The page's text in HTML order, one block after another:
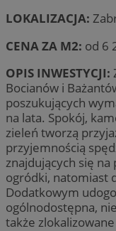
LOKALIZACJA:
CENA ZA M2: od 6
OPIS INWESTYCJI:
Bocianów i
poszukujących
na lata. Spokój,
zieleń tworzą
przyjemnością
znajdujących się
ogródki, natomiast
Dodatkowym
ogólnodostępna,
także